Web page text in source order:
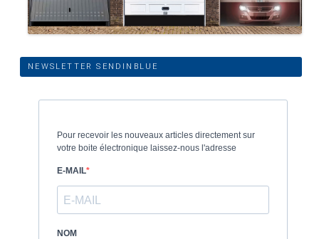
NEWSLETTER SENDINBLUE